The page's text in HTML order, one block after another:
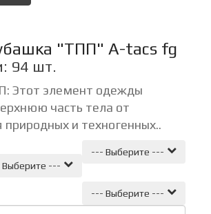
"ТПП" A-tacs fg
94 шт.
Этот элемент одежды
часть тела от
природных и техногенных..
--- Выберите ---
---
--- Выберите ---